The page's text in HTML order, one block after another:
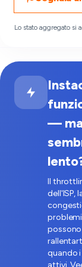
Lo stato aggregato si
—
Il
dell'ISP,
possono
quando
attivi.